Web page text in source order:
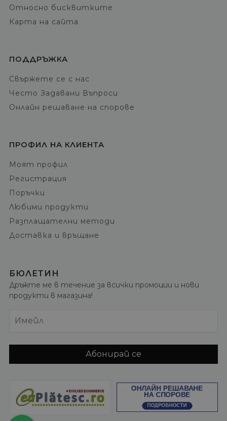
Относно бисквитките
Карта на сайта
ПОДДРЪЖКА
Свържете се с нас
Често Задавани Въпроси
Онлайн решаване на спорове
ПРОФИЛ НА КЛИЕНТА
Моят профил
Регистрация
Поръчки
Любими продукти
Разплащателни методи
Доставка и връщане
БЮЛЕТИН
Дръжте ме в течение за всички промоции и нови
продукти в магазина!
Имейл
Абонирай се